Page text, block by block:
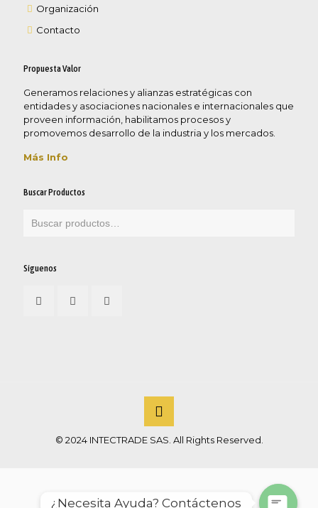
Organización
Contacto
Propuesta Valor
Generamos relaciones y alianzas estratégicas con
entidades y asociaciones nacionales e internacionales que
proveen información, habilitamos procesos y
promovemos desarrollo de la industria y los mercados.
Más Info
Buscar Productos
Síguenos
© 2024 INTECTRADE SAS. All Rights Reserved.